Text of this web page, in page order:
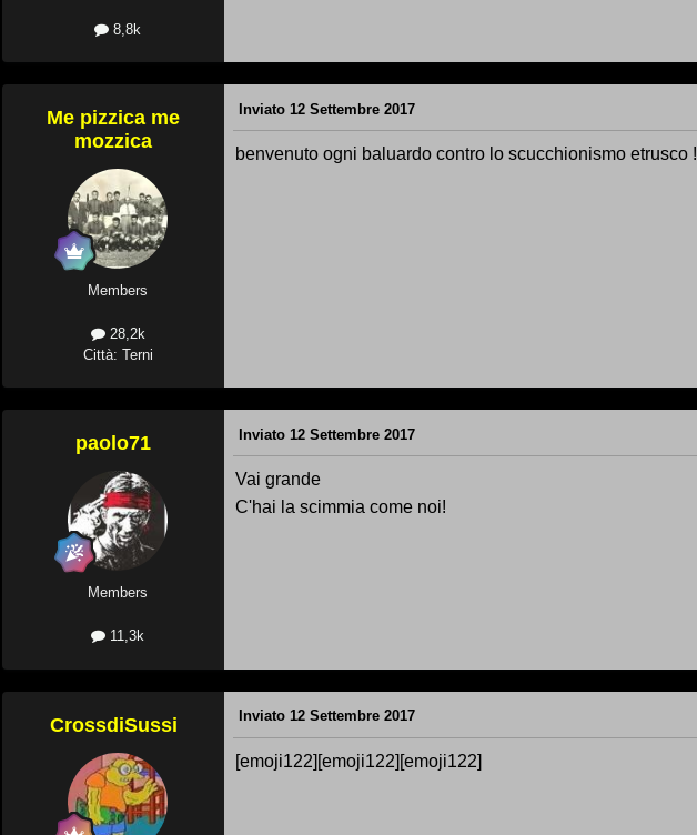
8,8k
Me pizzica me
mozzica
Members
28,2k
Città: Terni
Inviato 12 Settembre 2017
benvenuto ogni baluardo contro lo scucchionismo etrusco !
paolo71
Members
11,3k
Inviato 12 Settembre 2017
Vai grande
C'hai la scimmia come noi!
CrossdiSussi Inviato 12 Settembre 2017
[emoji122][emoji122][emoji122]